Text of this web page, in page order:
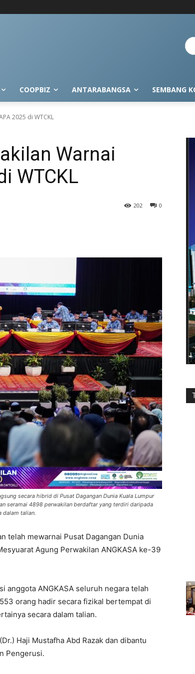
COOPBIZ ANTARABANGSA SEMBANG
2025 di WTCKL
Warnai
WTCKL
0
202
secara hibrid di Pusat Dagangan Dunia Kuala Lumpur
seramai 4898 perwakilan berdaftar yang terdiri daripada
dalam talian.
telah mewarnai Pusat Dagangan Dunia
Agung Perwakilan ANGKASA ke-39
anggota ANGKASA seluruh negara telah
orang hadir secara fizikal bertempat di
secara dalam talian.
Haji Mustafha Abd Razak dan dibantu
Pengerusi.